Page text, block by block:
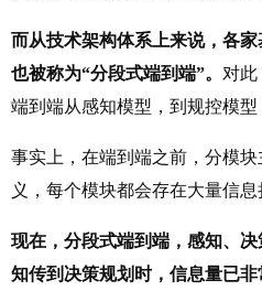
而从技术架构体系上来说，各家
也被称为“分段式端到端”。 对
端到端从感知模型，到规控模型
事实上，在端到端之前，分模
义，每个模块都会存在大量信息
现在，分段式端到端，感知、
知传到决策规划时，信息量已